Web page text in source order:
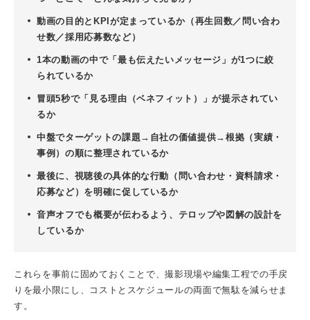
動画の目的とKPIが定まっているか（再生回数／問い合わ
せ数／採用応募数など）
1本の動画の中で「最も伝えたいメッセージ」が1つに絞
られているか
冒頭5秒で「見る理由（ベネフィット）」が提示されてい
るか
中盤でターゲットの課題→自社の価値提供→根拠（実績・
事例）の順に整理されているか
最後に、視聴後の具体的な行動（問い合わせ・資料請求・
応募など）を明確に促しているか
音声オフでも概要が伝わるよう、テロップや図解の設計を
しているか
これらを事前に固めておくことで、撮影現場や編集工程での手戻
りを最小限にし、コストとスケジュールの両面で無駄を減らせま
す。